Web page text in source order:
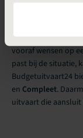
Hoe gaat u goed
Een uitvaart in
vooraf wensen op
past bij de situatie,
Budgetuitvaart24
en Compleet.
uitvaart die